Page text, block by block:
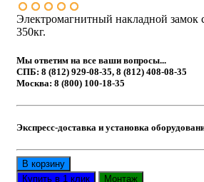
Электромагнитный накладной замок
350кг.
Мы ответим на все ваши вопросы...
СПБ: 8 (812) 929-08-35, 8 (812) 408-08-35
Москва: 8 (800) 100-18-35
Экспресс-доставка и установка